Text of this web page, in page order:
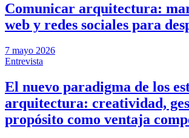
Comunicar arquitectura:
web y redes sociales para
7 mayo 2026
Entrevista
El nuevo paradigma de los
arquitectura: creatividad,
propósito como ventaja